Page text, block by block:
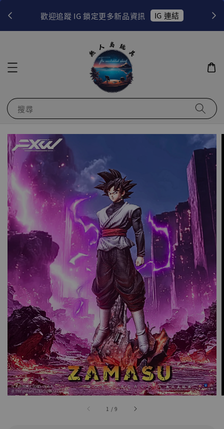
歡迎追蹤 IG 鎖定更多新品資訊 IG 連結
搜尋
1 /9